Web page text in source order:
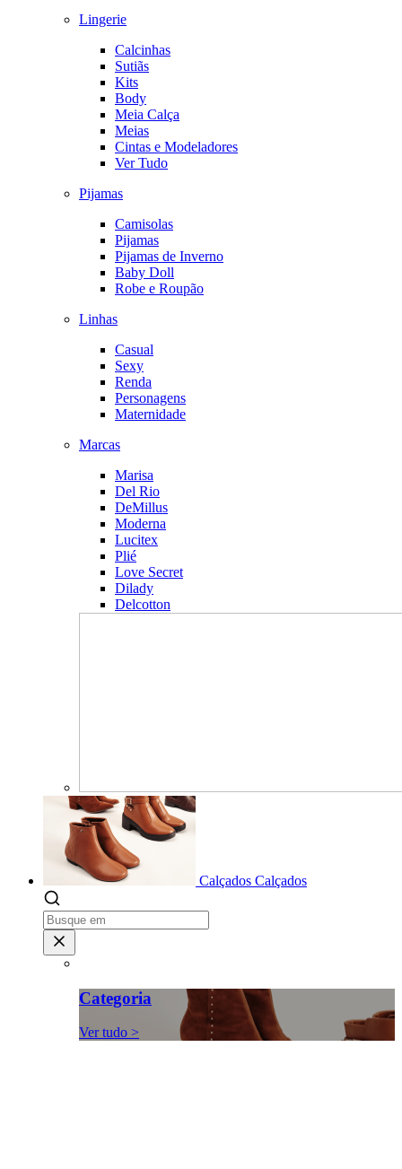
Lingerie
Calcinhas
Sutiãs
Kits
Body
Meia Calça
Meias
Cintas e Modeladores
Ver Tudo
Pijamas
Camisolas
Pijamas
Pijamas de Inverno
Baby Doll
Robe e Roupão
Linhas
Casual
Sexy
Renda
Personagens
Maternidade
Marcas
Marisa
Del Rio
DeMillus
Moderna
Lucitex
Plié
Love Secret
Dilady
Delcotton
Calçados Calçados
Categoria
Ver tudo >